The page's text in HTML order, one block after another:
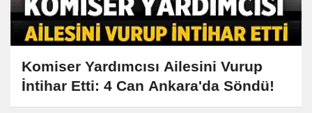
Komiser Yardımcısı Ailesini Vurup
İntihar Etti: 4 Can Ankara'da Söndü!